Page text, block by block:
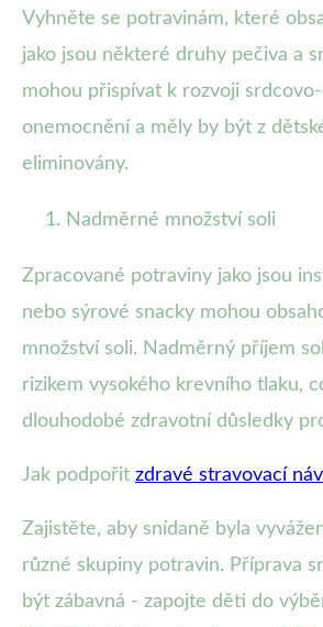
Vyhněte se potravinám, které
jako jsou některé druhy pečiva a
mohou přispívat k rozvoji
onemocnění a měly by být z
eliminovány.
Nadměrné množství soli
Zpracované potraviny jako jsou
nebo sýrové snacky mohou
množství soli. Nadměrný příjem
rizikem vysokého krevního tlaku,
dlouhodobé zdravotní důsledky
Jak podpořit zdravé stravovací
Zajistěte, aby snídaně byla
různé skupiny potravin. Příprava
být zábavná - zapojte děti do